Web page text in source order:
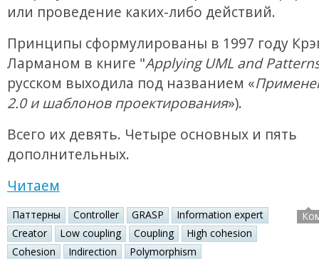
или проведение каких-либо действий.
Принципы сформулированы в 1997 году
Ларманом в книге "Applying UML and
русском выходила под названием «
2.0 и шаблонов проектирования»).
Всего их девять. Четыре основных и пять
дополнительных.
Читаем
Паттерны Controller GRASP
Information expert
Creator
Low coupling Coupling
High cohesion
Cohesion
Indirection
Polymorphism